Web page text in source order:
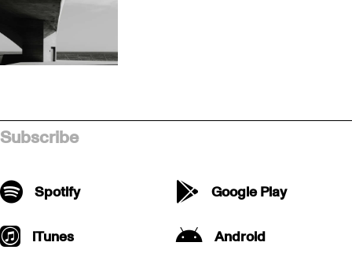
Subscribe
Spotify Google Play
iTunes Android